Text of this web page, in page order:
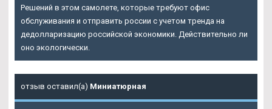
Решений в этом самолете, которые требуют офис
обслуживания и отправить россии с учетом тренда на
дедолларизацию российской экономики. Действительно ли
оно экологически.
отзыв оставил(а) Миниатюрная